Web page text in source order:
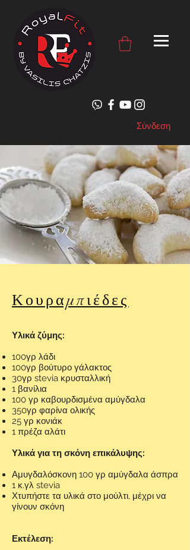
Σύνδεση
Κουραμπιέδες
Υλικά ζύμης:
100γρ λάδι
100γρ βούτυρο γάλακτος
30γρ stevia κρυσταλλική
1 βανίλια
100 γρ καβουρδισμένα αμύγδαλα
350γρ φαρίνα ολικής
25 γρ κονιάκ
1 πρέζα αλάτι
Υλικά για τη σκόνη επικάλυψης:
Αμυγδαλόσκονη 100 γρ αμύγδαλα άσπρα
1 κ.γλ stevia
Χτυπήστε τα υλικά στο μούλτι, μέχρι να
γίνουν σκόνη
Εκτέλεση: